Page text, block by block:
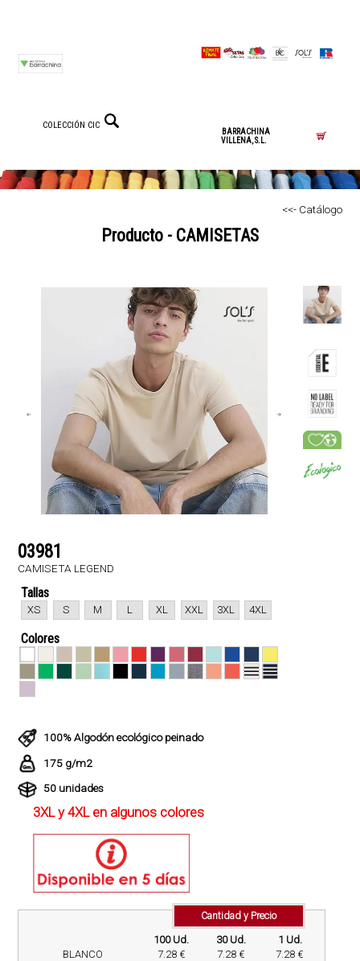
COLECCIÓN CIC
BARRACHINA
VILLENA, S.L.
<<- Catálogo
Producto - CAMISETAS
03981
CAMISETA LEGEND
Tallas
XS S M L XL XXL 3XL 4XL
Colores
100% Algodón ecológico peinado
175 g/m2
50 unidades
3XL y 4XL en algunos colores
Cantidad y Precio
100 Ud. 30 Ud.
1 Ud.
BLANCO
7.28 € 7.28 €
7.28 €